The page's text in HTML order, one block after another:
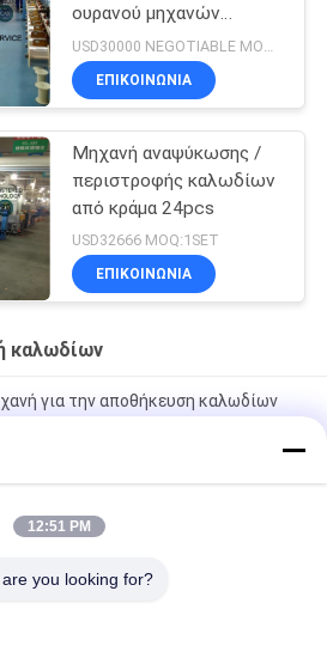
ουρανού μηχανών
100m/Min καλωδίων
χαλκού με τη βούρτσα
πληρώνουν μακριά
ΕΠΙΚΟΙΝΩΝΊΑ
Μηχανή αναψύκωσης /
περιστροφής καλωδίων
από κράμα 24pcs
USD32666 MOQ:1SET
ΕΠΙΚΟΙΝΩΝΊΑ
καλωδίων
για την αποθήκευση καλωδίων
χαλκό Σύρμα χαλκού
καλωδίου
χαλκού αναψύκνωσης
12:51 PM
you looking for?